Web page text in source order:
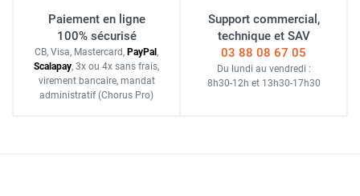
Paiement en ligne
100% sécurisé
CB, Visa, Mastercard, PayPal ,
Scalapay, 3x ou 4x sans frais,
virement bancaire, mandat
administratif (Chorus Pro)
Support commercial,
technique et SAV
03 88 08 67 05
Du lundi au vendredi :
8h30-12h et 13h30-17h30